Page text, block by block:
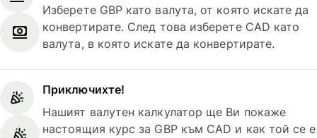
Изберете GBP като валута, от която искате да
конвертирате. След това изберете CAD като
валута, в която искате да конвертирате.
Приключихте!
Нашият валутен калкулатор ще Ви покаже
настоящия курс за GBP към CAD и как той се е